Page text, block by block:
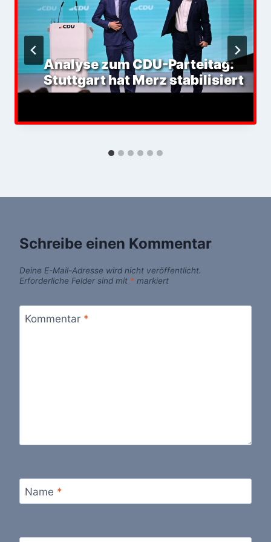
Analyse zum CDU-Parteitag:
Stuttgart hat Merz stabilisiert
Schreibe einen Kommentar
Deine E-Mail-Adresse wird nicht veröffentlicht.
Erforderliche Felder sind mit * markiert
Kommentar *
Name *